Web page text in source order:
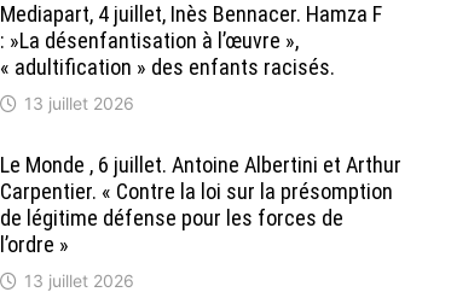
Mediapart, 4 juillet, Inès Bennacer. Hamza F
: »La désenfantisation à l’œuvre »,
« adultification » des enfants racisés.
13 juillet 2026
Le Monde , 6 juillet. Antoine Albertini et Arthur
Carpentier. « Contre la loi sur la présomption
de légitime défense pour les forces de
l’ordre »
13 juillet 2026